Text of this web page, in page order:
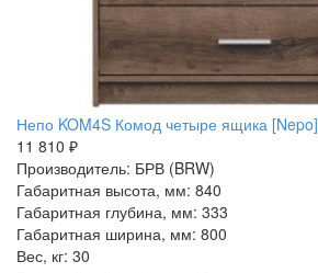
Непо KOM4S Комод четыре ящика [Nepo]
11 810 ₽
Производитель: БРВ (BRW)
Габаритная высота, мм: 840
Габаритная глубина, мм: 333
Габаритная ширина, мм: 800
Вес, кг: 30